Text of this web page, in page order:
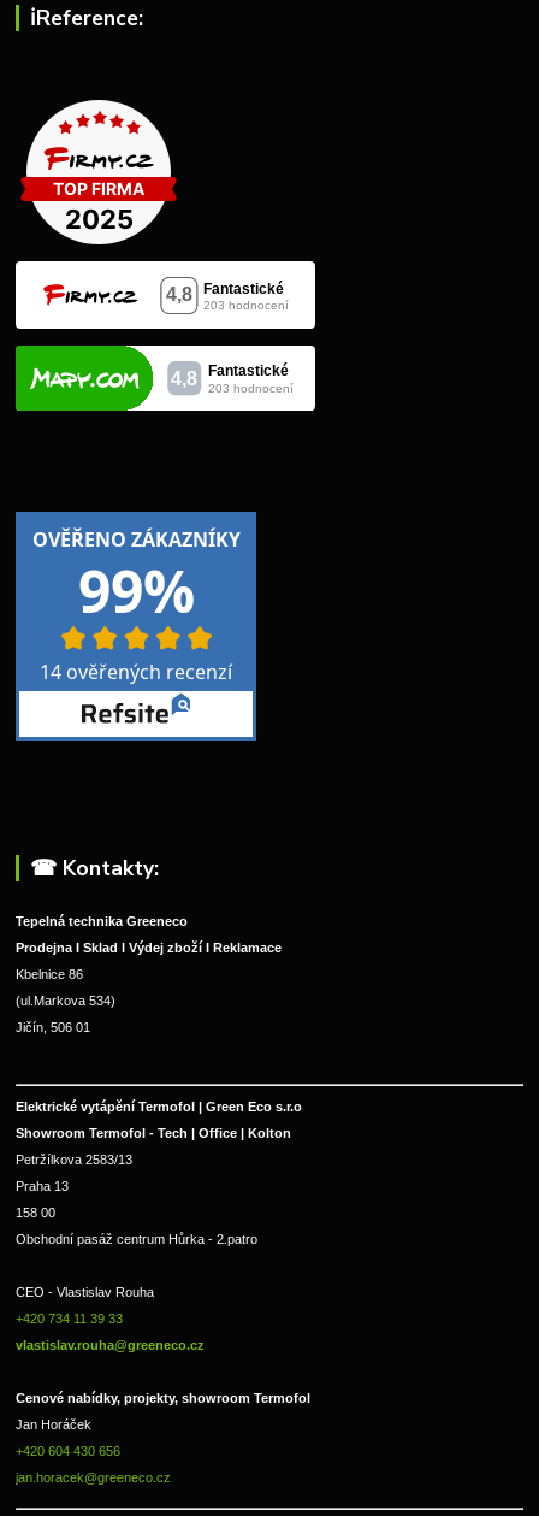
ℹ︎Reference:
☎︎ Kontakty:
Tepelná technika Greeneco
Prodejna I Sklad I Výdej zboží I Reklamace
Kbelnice 86
(ul.Markova 534)
Jičín, 506 01
Elektrické vytápění Termofol | Green Eco s.r.o
Showroom Termofol - Tech | Office | Kolton
Petržílkova 2583/13
Praha 13
158 00
Obchodní pasáž centrum Hůrka - 2.patro
CEO - Vlastislav Rouha
+420 734 11 39 33
vlastislav.rouha@greeneco.cz
Cenové nabídky, projekty, showroom Termofol
Jan Horáček
+420 604 430 656
jan.horacek@greeneco.cz